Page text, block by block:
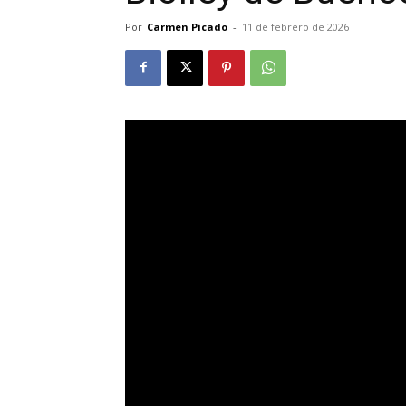
Por Carmen Picado - 11 de febrero de 2026